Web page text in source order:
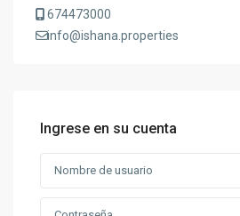
674473000
info@ishana.properties
Ingrese en su cuenta